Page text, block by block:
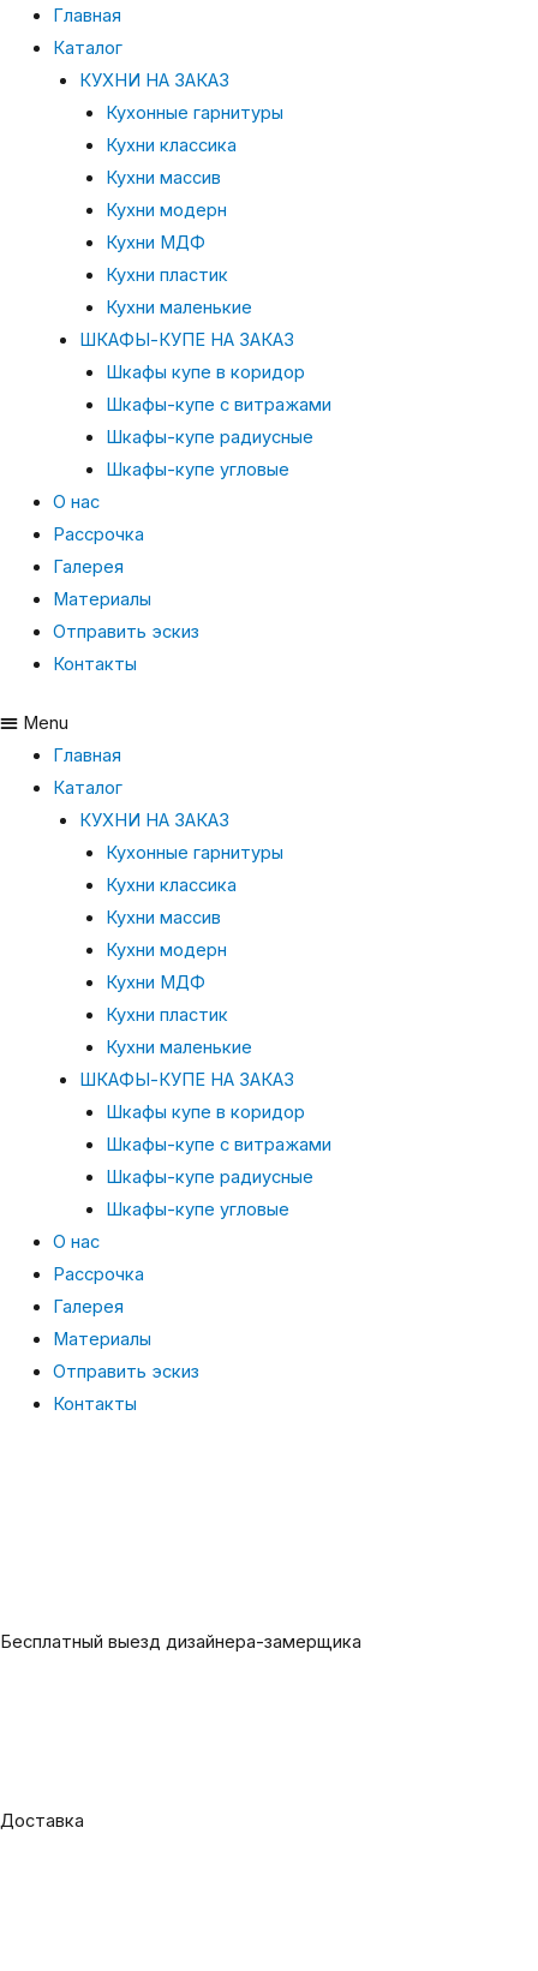
Главная
Каталог
КУХНИ НА ЗАКАЗ
Кухонные гарнитуры
Кухни классика
Кухни массив
Кухни модерн
Кухни МДФ
Кухни пластик
Кухни маленькие
ШКАФЫ-КУПЕ НА ЗАКАЗ
Шкафы купе в коридор
Шкафы-купе с витражами
Шкафы-купе радиусные
Шкафы-купе угловые
О нас
Рассрочка
Галерея
Материалы
Отправить эскиз
Контакты
Menu
Главная
Каталог
КУХНИ НА ЗАКАЗ
Кухонные гарнитуры
Кухни классика
Кухни массив
Кухни модерн
Кухни МДФ
Кухни пластик
Кухни маленькие
ШКАФЫ-КУПЕ НА ЗАКАЗ
Шкафы купе в коридор
Шкафы-купе с витражами
Шкафы-купе радиусные
Шкафы-купе угловые
О нас
Рассрочка
Галерея
Материалы
Отправить эскиз
Контакты
Бесплатный выезд дизайнера-замерщика
Доставка